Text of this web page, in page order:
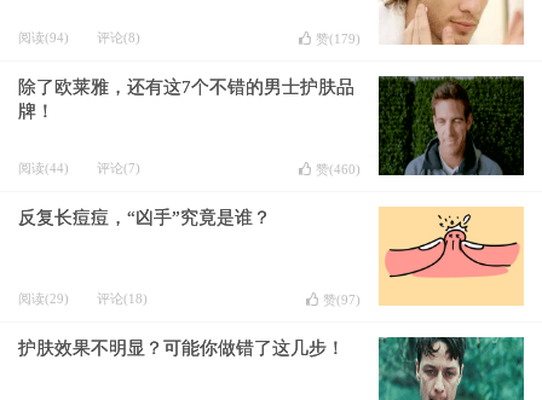
阅读(94) 评论(8) 赞(179)
除了欧莱雅，还有这7个不错的男士护肤品
牌！
阅读(44) 评论(7) 赞(460)
反复长痘痘，“凶手”究竟是谁？
阅读(29) 评论(18) 赞(97)
护肤效果不明显？可能你做错了这几步！